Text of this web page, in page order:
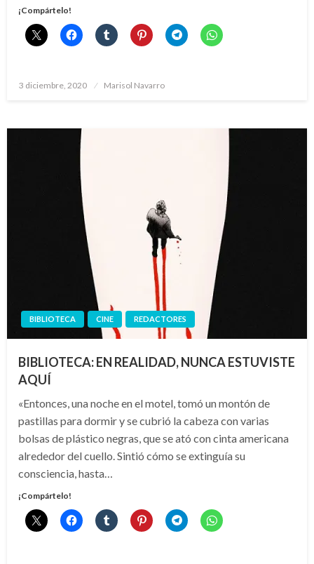
¡Compártelo!
Publicado
3 diciembre, 2020 Marisol Navarro
BIBLIOTECA CINE REDACTORES
BIBLIOTECA: EN REALIDAD, NUNCA ESTUVISTE
AQUÍ
«Entonces, una noche en el motel, tomó un montón de
pastillas para dormir y se cubrió la cabeza con varias
bolsas de plástico negras, que se ató con cinta americana
alrededor del cuello. Sintió cómo se extinguía su
consciencia, hasta…
¡Compártelo!